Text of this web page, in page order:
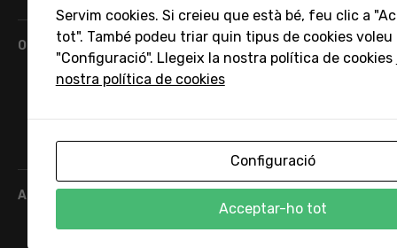
ORGANITZACIÓ
Calendari i horari
ADMISSIÓ
Servim cookies. Si creieu que està bé, feu clic a
tot". També podeu triar quin tipus de cookies
"Configuració". Llegeix la nostra política de cookies
nostra política de cookies
Configuració
Acceptar-ho tot